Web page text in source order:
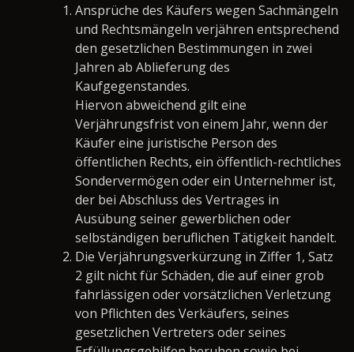
Ansprüche des Käufers wegen Sachmängeln
und Rechtsmängeln verjähren entsprechend
den gesetzlichen Bestimmungen in zwei
Jahren ab Ablieferung des
Kaufgegenstandes.
Hiervon abweichend gilt eine
Verjährungsfrist von einem Jahr, wenn der
Käufer eine juristische Person des
öffentlichen Rechts, ein öffentlich-rechtliches
Sondervermögen oder ein Unternehmer ist,
der bei Abschluss des Vertrages in
Ausübung seiner gewerblichen oder
selbständigen beruflichen Tätigkeit handelt.
Die Verjährungsverkürzung in Ziffer 1, Satz
2 gilt nicht für Schäden, die auf einer grob
fahrlässigen oder vorsätzlichen Verletzung
von Pflichten des Verkäufers, seines
gesetzlichen Vertreters oder seines